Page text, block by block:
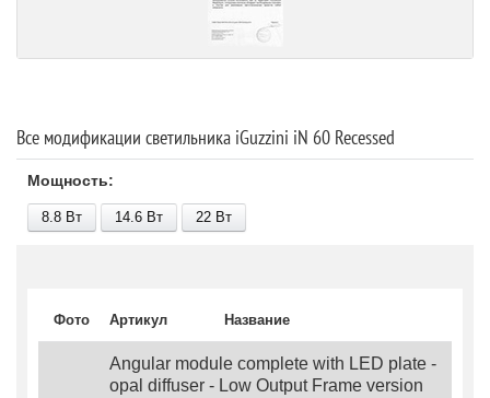
Все модификации светильника iGuzzini iN 60 Recessed
Мощность:
8.8 Вт 14.6 Вт 22 Вт
Фото Артикул Название
Angular module complete with LED plate -
opal diffuser - Low Output Frame version